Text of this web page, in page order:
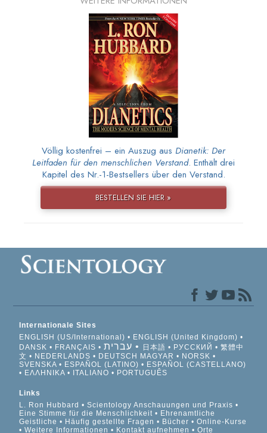
Völlig kostenfrei – ein Auszug aus Dianetik: Der
Leitfaden für den menschlichen Verstand. Enthält drei
Kapitel des Nr.-1-Bestsellers über den Verstand.
BESTELLEN SIE HIER »
Internationale Sites
ENGLISH (US/International)
ENGLISH (United Kingdom)
DANSK
FRANÇAIS עברית 日本語 РУССКИЙ
繁體中
文
NEDERLANDS DEUTSCH MAGYAR
NORSK
SVENSKA
ESPAÑOL (LATINO)
ESPAÑOL (CASTELLANO)
ΕΛΛΗΝΙΚA
ITALIANO PORTUGUÊS
Links
L. Ron Hubbard
Scientology Anschauungen und Praxis
Eine Stimme für die Menschlichkeit
Ehrenamtliche
Geistliche
Häufig gestellte Fragen Bücher
Online-Kurse
Weitere Informationen
Kontakt aufnehmen Orte